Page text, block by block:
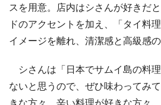
スを用意。店内はシさんが好きだ
ドのアクセントを加え、「タイ料
イメージを離れ、清潔感と高級感
シさんは「日本でサムイ島の料
ないと思うので、ぜひ味わってみ
きな方々、辛い料理が好きな方々